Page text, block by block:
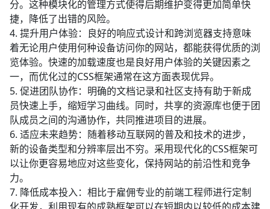
分。这种模块化的管理方式使得后期维护变得更加简单快
捷，降低了出错的风险。
4. 提升用户体验：良好的响应式设计和跨浏览器支持意味
着无论用户使用何种设备访问你的网站，都能获得优质的浏
览体验。快速的加载速度也是良好用户体验的关键因素之
一，而优化过的CSS框架通常在这方面表现优异。
5. 促进团队协作：明确的文档记录和社区支持有助于新成
员快速上手，缩短学习曲线。同时，共享的资源库也便于团
队成员之间的沟通协作，共同推进项目的进展。
6. 适应未来趋势：随着移动互联网的普及和技术的进步，
新的设备类型和分辨率层出不穷。采用现代化的CSS框架可
以让你更容易地应对这些变化，保持网站的前沿性和竞争
力。
7. 降低成本投入：相比于雇佣专业的前端工程师进行定制